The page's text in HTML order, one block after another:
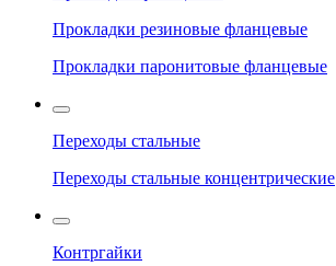
Прокладки резиновые фланцевые
Прокладки паронитовые фланцевые
Переходы стальные
Переходы стальные концентрические
Контргайки